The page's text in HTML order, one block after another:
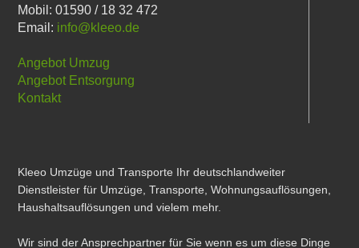
Mobil: 01590 / 18 32 472
Email: info@kleeo.de
Angebot Umzug
Angebot Entsorgung
Kontakt
Kleeo Umzüge und Transporte Ihr deutschlandweiter
Dienstleister für Umzüge, Transporte, Wohnungsauflösungen,
Haushaltsauflösungen und vielem mehr.
Wir sind der Ansprechpartner für Sie wenn es um diese Dinge